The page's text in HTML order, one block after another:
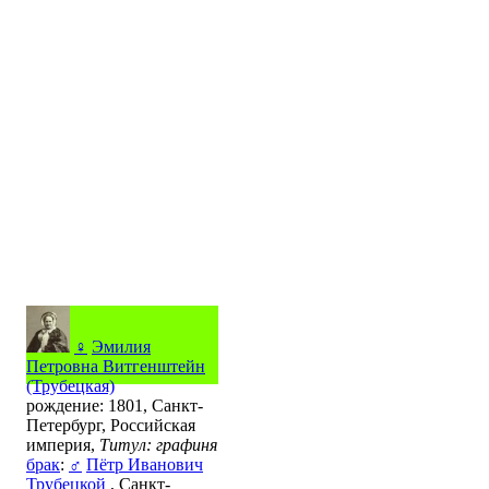
♀ Эмилия
Петровна Витгенштейн
(Трубецкая)
рождение: 1801, Санкт-
Петербург, Российская
империя, Титул: графиня
брак: ♂ Пётр Иванович
Трубецкой , Санкт-